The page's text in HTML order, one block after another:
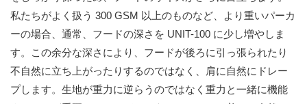
私たちがよく扱う 300 GSM 以上のものなど、より重いパーカ
ーの場合、通常、フードの深さを UNIT-100 に少し増やしま
す。この余分な深さにより、フードが後ろに引っ張られたり
不自然に立ち上がったりするのではなく、肩に自然にドレー
プします。生地が重力に逆らうのではなく重力と一緒に機能